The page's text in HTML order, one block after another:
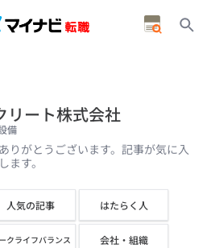
リート株式会社
備
りがとうございます。記事が気に入
ます。
人気の記事 はたらく人
クライフバランス 会社・組織